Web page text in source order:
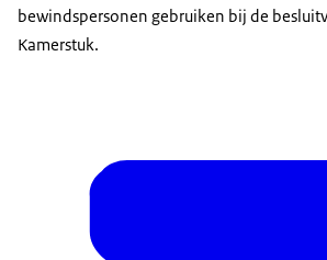
bewindspersonen gebruiken bij de
Kamerstuk.